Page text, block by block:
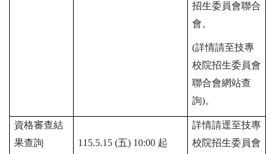
招生委員會聯合
會。
(詳情請至技專
校院招生委員會
聯合會網站查
詢)。
資格審查結
果查詢
115.5.15 (五) 10:00 起
詳情請逕至技專
校院招生委員會